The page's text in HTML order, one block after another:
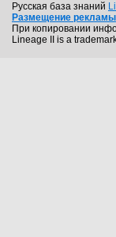
Русская база знаний
Размещение рекламы
При копировании
Lineage II is a